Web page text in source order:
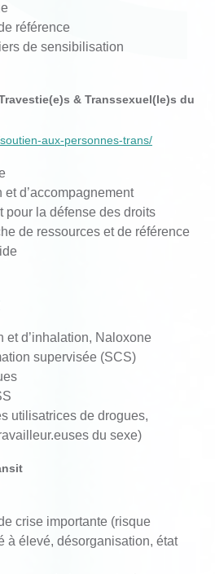
référence
de sensibilisation
& Transsexuel(le)s du
aux-personnes-trans/
d’accompagnement
pour la défense des droits
de ressources et de référence
etd’inhalation, Naloxone
supervisée (SCS)
utilisatrices de drogues,
du sexe)
crise importante (risque
à élevé, désorganisation, état